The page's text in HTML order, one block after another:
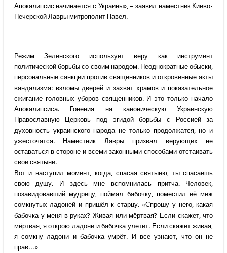
Апокалипсис начинается с Украины», – заявил наместник Киево-
Печерской Лавры митрополит Павел.
Режим Зеленского использует веру как инструмент
политической борьбы со своим народом. Неоднократные обыски,
персональные санкции против священников и откровенные акты
вандализма: взломы дверей и захват храмов и показательное
сжигание головных уборов священников. И это только начало
Апокалипсиса. Гонения на каноническую Украинскую
Православную Церковь под эгидой борьбы с Россией за
духовность украинского народа не только продолжатся, но и
ужесточатся. Наместник Лавры призвал верующих не
оставаться в стороне и всеми законными способами отстаивать
свои святыни.
Вот и наступил момент, когда, спасая святыню, ты спасаешь
свою душу. И здесь мне вспомнилась притча. Человек,
позавидовавший мудрецу, поймал бабочку, поместил её меж
сомкнутых ладоней и пришёл к старцу. «Спрошу у него, какая
бабочка у меня в руках? Живая или мёртвая? Если скажет, что
мёртвая, я открою ладони и бабочка улетит. Если скажет живая,
я сомкну ладони и бабочка умрёт. И все узнают, что он не
прав…»